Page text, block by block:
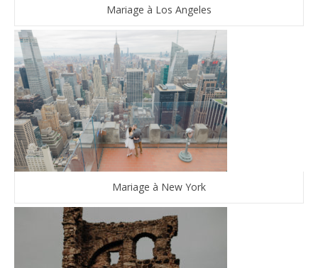
Mariage à Los Angeles
Mariage à New York